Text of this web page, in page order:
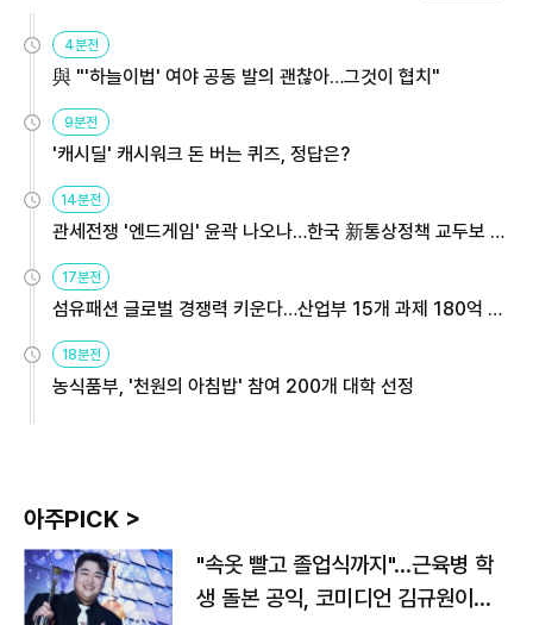
4분전
與 "'하늘이법' 여야 공동 발의 괜찮아…그것이 협치"
9분전
'캐시딜' 캐시워크 돈 버는 퀴즈, 정답은?
14분전
관세전쟁 '엔드게임' 윤곽 나오나…한국 新통상정책 교두보 활
용해야
17분전
섬유패션 글로벌 경쟁력 키운다…산업부 15개 과제 180억 지
원
18분전
농식품부, '천원의 아침밥' 참여 200개 대학 선정
아주PICK >
"속옷 빨고 졸업식까지"…근육병 학
생 돌본 공익, 코미디언 김규원이었